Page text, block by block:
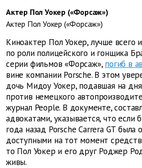
Актер Пол Уокер («Форсаж»)
Актер Пол Уокер («Форсаж»)
Киноактер Пол Уокер, лучше всего
по роли полицейского и гонщика
серии фильмов «Форсаж», погиб в
вине компании Porsche. В этом
дочь Мидоу Уокер, подавшая на
против немецкого
журнал People. В документе,
адвокатами, указывается, что если
года назад Porsche Carrera GT была
доступными на тот момент
то Пол Уокер и его друг Роджер
живы.